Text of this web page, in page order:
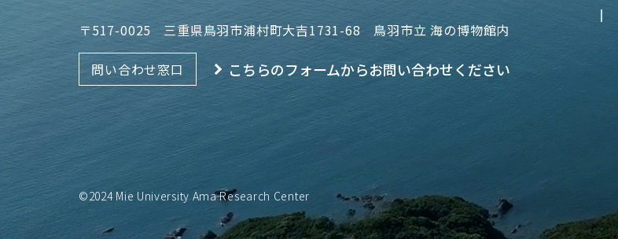
〒517-0025 三重県鳥羽市浦村町大吉1731-68 鳥羽市立 海の博物館内
問い合わせ窓口 こちらのフォームからお問い合わせください
©2024 Mie University Ama Research Center